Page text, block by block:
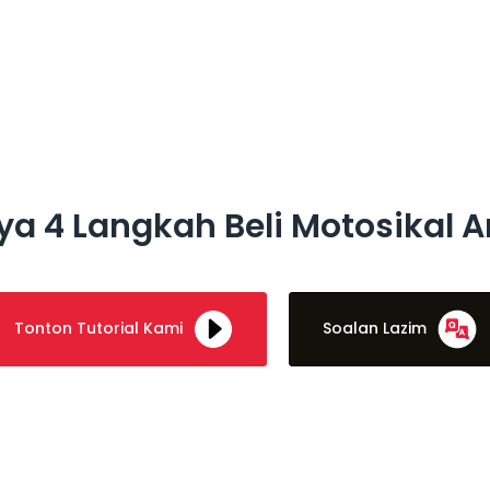
4 Langkah Beli Motosikal
Tonton Tutorial Kami Soalan Lazim